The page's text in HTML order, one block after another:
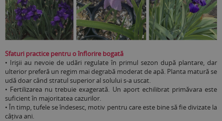
Sfaturi practice pentru o înflorire bogată
• Irișii au nevoie de udări regulate în primul sezon după plantare, dar
ulterior preferă un regim mai degrabă moderat de apă. Planta matură se
udă doar când stratul superior al solului s-a uscat.
• Fertilizarea nu trebuie exagerată. Un aport echilibrat primăvara este
suficient în majoritatea cazurilor.
• În timp, tufele se îndesesc, motiv pentru care este bine să fie divizate la
câțiva ani.